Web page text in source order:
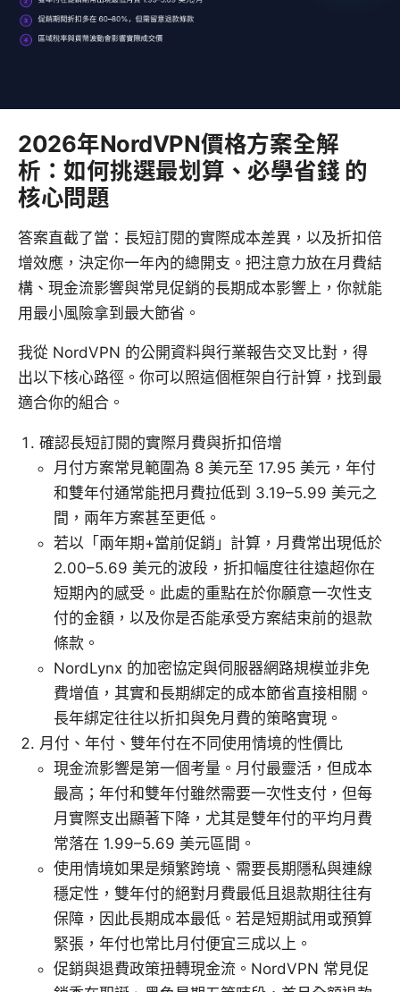
2026年NordVPN價格方案全解
析：如何挑選最划算、必學省錢 的
核心問題
答案直截了當：長短訂閱的實際成本差異，以及折扣倍
增效應，決定你一年內的總開支。把注意力放在月費結
構、現金流影響與常見促銷的長期成本影響上，你就能
用最小風險拿到最大節省。
我從 NordVPN 的公開資料與行業報告交叉比對，得
出以下核心路徑。你可以照這個框架自行計算，找到最
適合你的組合。
確認長短訂閱的實際月費與折扣倍增
月付方案常見範圍為 8 美元至 17.95 美元，年付
和雙年付通常能把月費拉低到 3.19–5.99 美元之
間，兩年方案甚至更低。
若以「兩年期+當前促銷」計算，月費常出現低於
2.00–5.69 美元的波段，折扣幅度往往遠超你在
短期內的感受。此處的重點在於你願意一次性支
付的金額，以及你是否能承受方案結束前的退款
條款。
NordLynx 的加密協定與伺服器網路規模並非免
費增值，其實和長期綁定的成本節省直接相關。
長年綁定往往以折扣與免月費的策略實現。
月付、年付、雙年付在不同使用情境的性價比
現金流影響是第一個考量。月付最靈活，但成本
最高；年付和雙年付雖然需要一次性支付，但每
月實際支出顯著下降，尤其是雙年付的平均月費
常落在 1.99–5.69 美元區間。
使用情境如果是頻繁跨境、需要長期隱私與連線
穩定性，雙年付的絕對月費最低且退款期往往有
保障，因此長期成本最低。若是短期試用或預算
緊張，年付也常比月付便宜三成以上。
促銷與退費政策扭轉現金流。NordVPN 常見促